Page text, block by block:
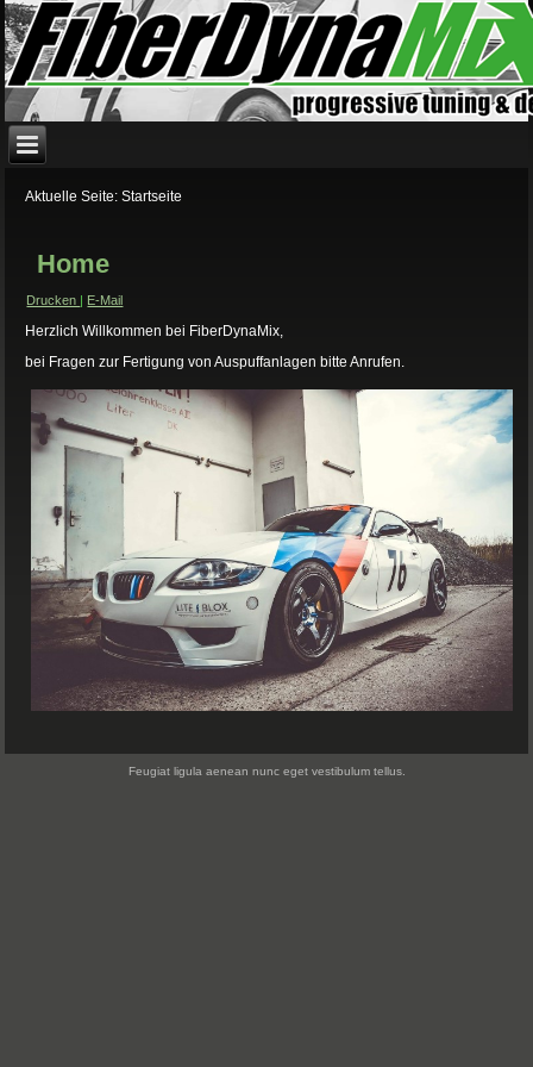
Aktuelle Seite:Startseite
Home
Drucken | E-Mail
Herzlich Willkommen bei FiberDynaMix,
bei Fragen zur Fertigung von Auspuffanlagen bitte Anrufen.
Feugiat ligula aenean nunc eget vestibulum tellus.